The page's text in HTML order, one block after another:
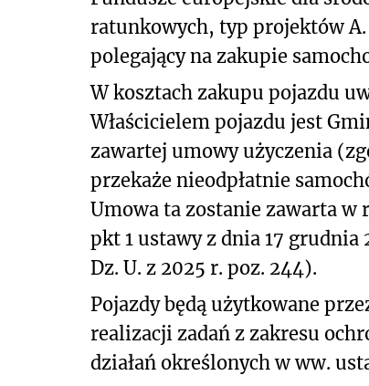
ratunkowych, typ projektów
polegający na zakupie
W kosztach zakupu pojazdu
Właścicielem pojazdu jest
zawartej umowy użyczenia
przekaże nieodpłatnie
Umowa ta zostanie zawarta w
pkt 1 ustawy z dnia 17 grudnia
Dz. U. z 2025 r. poz. 244).
Pojazdy będą użytkowane
realizacji zadań z zakresu
działań określonych w ww.